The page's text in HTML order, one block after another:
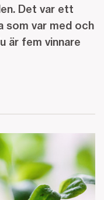
Det var ett
som var med och
är fem vinnare